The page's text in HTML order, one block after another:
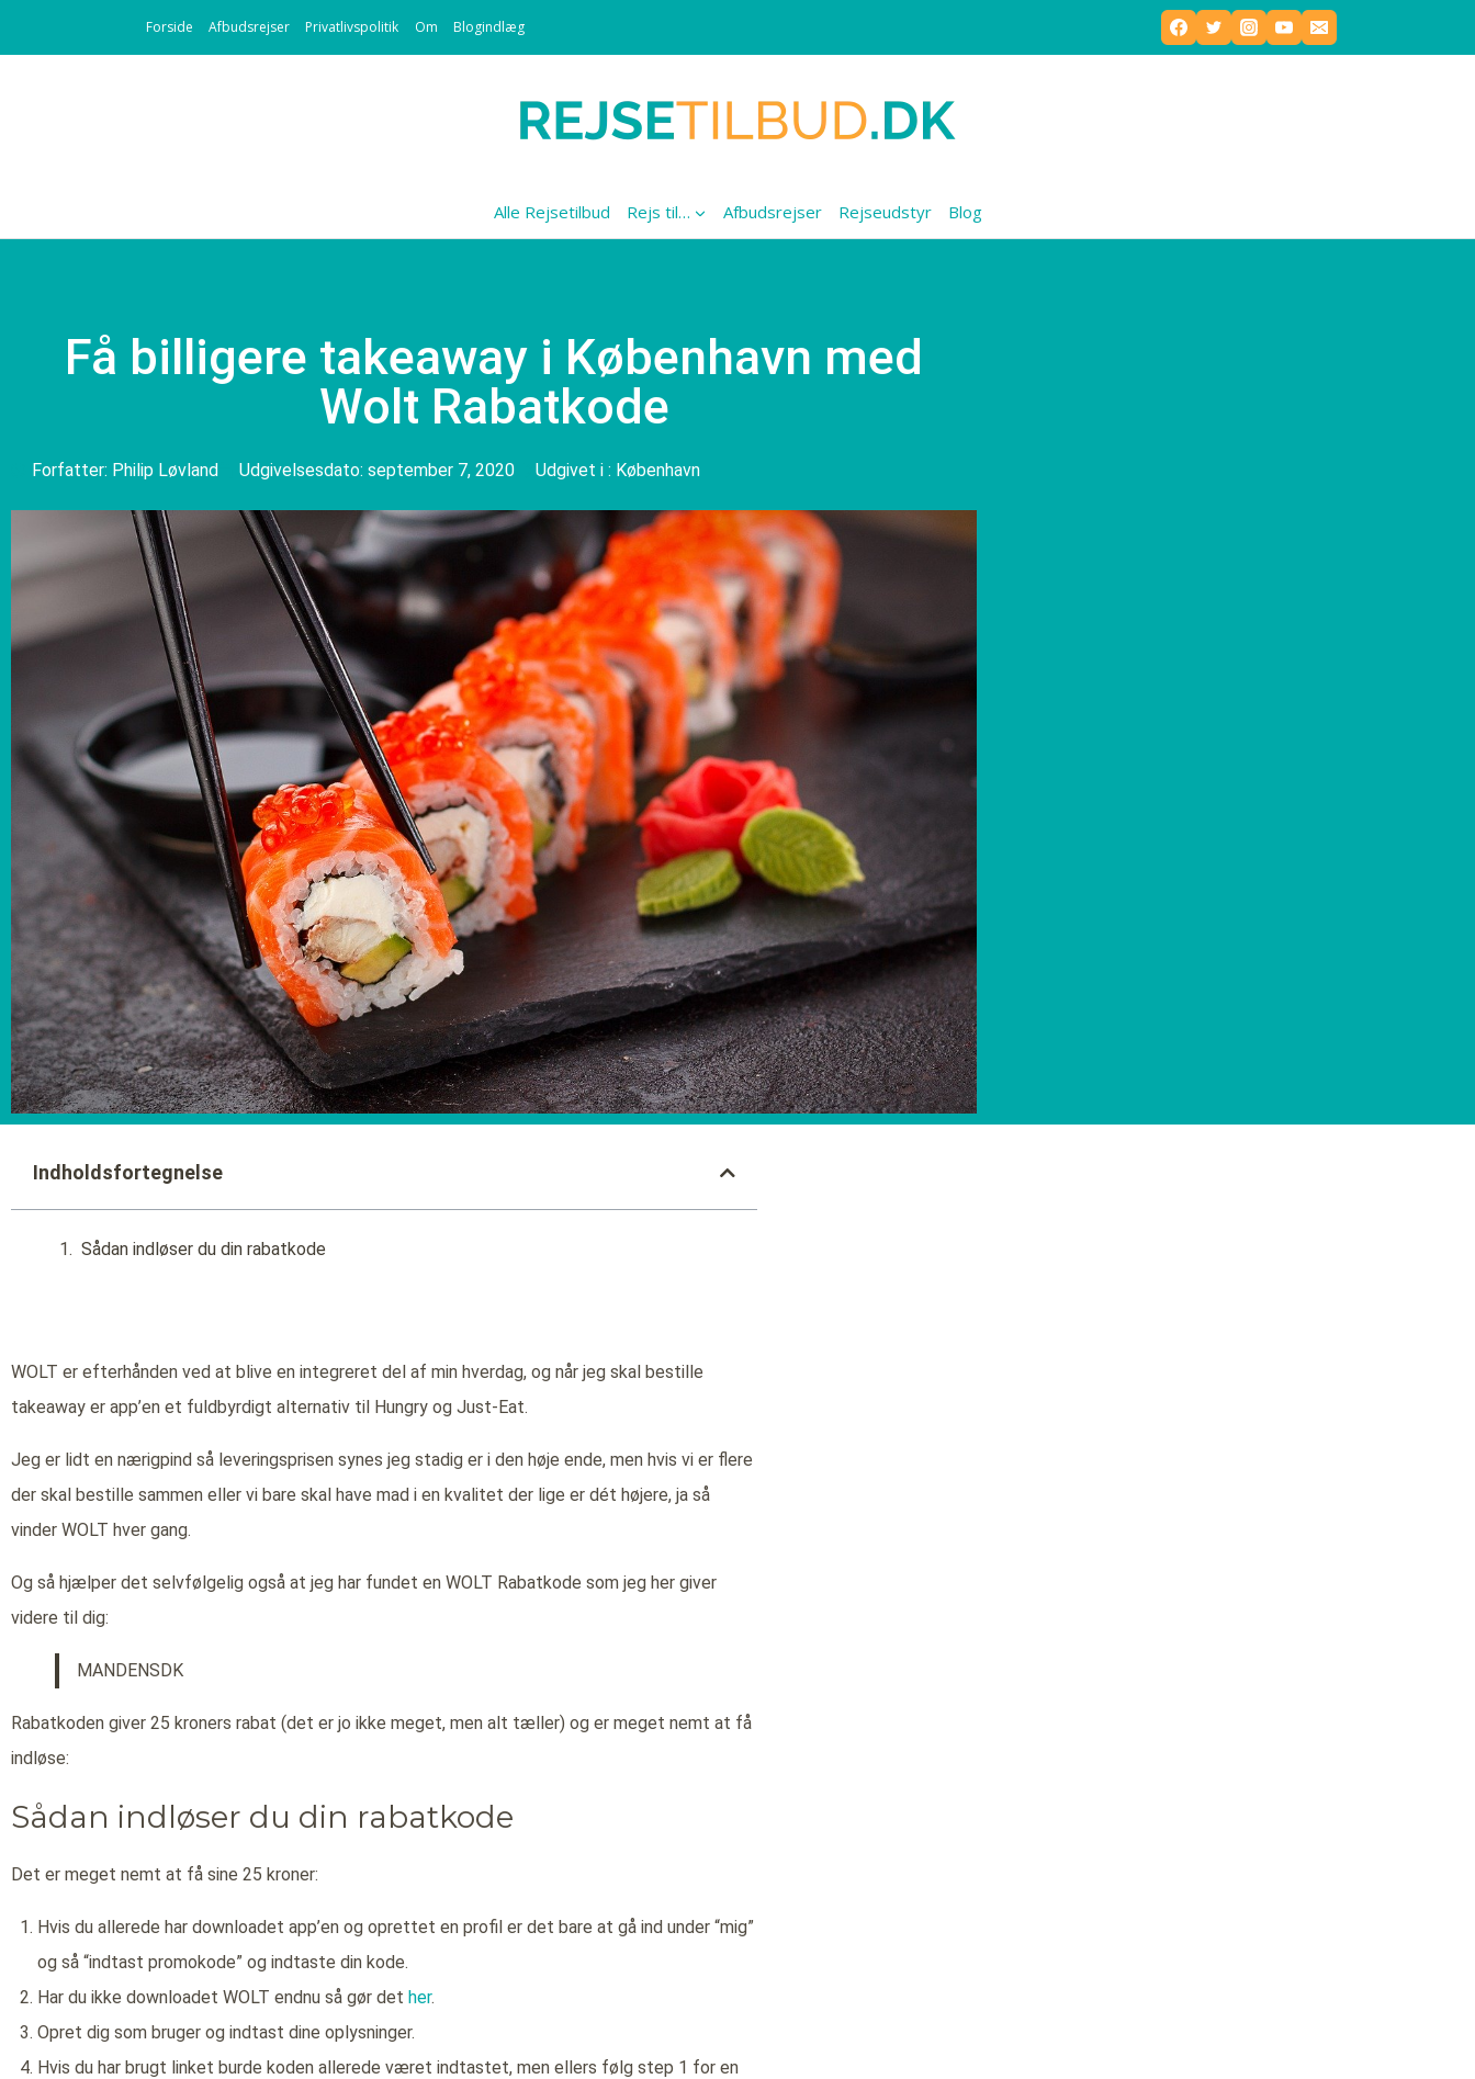
Forside Afbudsrejser Privatlivspolitik Om Blogindlæg
Alle Rejsetilbud Rejs til… Afbudsrejser Rejseudstyr Blog
Få billigere takeaway i København med
Wolt Rabatkode
Forfatter: Philip Løvland Udgivelsesdato: september 7, 2020 Udgivet i : København
Indholdsfortegnelse
Sådan indløser du din rabatkode
WOLT er efterhånden ved at blive en integreret del af min hverdag, og når jeg skal bestille
takeaway er app’en et fuldbyrdigt alternativ til Hungry og Just-Eat.
Jeg er lidt en nærigpind så leveringsprisen synes jeg stadig er i den høje ende, men hvis vi er flere
der skal bestille sammen eller vi bare skal have mad i en kvalitet der lige er dét højere, ja så
vinder WOLT hver gang.
Og så hjælper det selvfølgelig også at jeg har fundet en WOLT Rabatkode som jeg her giver
videre til dig:
MANDENSDK
Rabatkoden giver 25 kroners rabat (det er jo ikke meget, men alt tæller) og er meget nemt at få
indløse:
Sådan indløser du din rabatkode
Det er meget nemt at få sine 25 kroner:
Hvis du allerede har downloadet app’en og oprettet en profil er det bare at gå ind under “mig”
og så “indtast promokode” og indtaste din kode.
Har du ikke downloadet WOLT endnu så gør det her.
Opret dig som bruger og indtast dine oplysninger.
Hvis du har brugt linket burde koden allerede været indtastet, men ellers følg step 1 for en